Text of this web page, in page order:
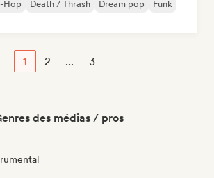
Hop Death / Thrash Dream pop
Funk
1 2 ... 3
des médias / pros